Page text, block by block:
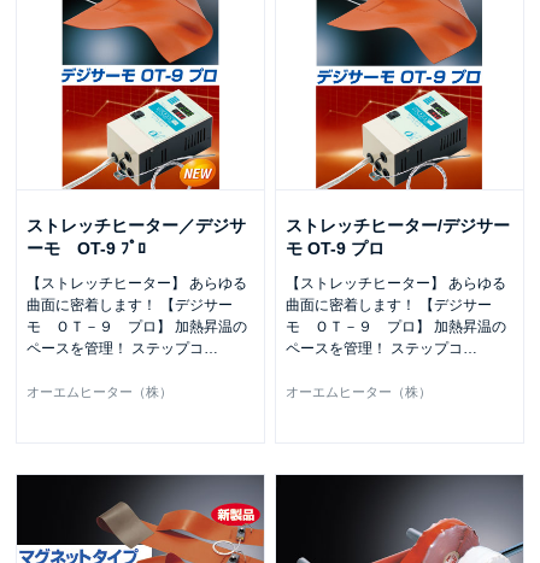
ストレッチヒーター／デジサ
ーモ OT-9 ﾌﾟﾛ
【ストレッチヒーター】 あらゆる
曲面に密着します！ 【デジサー
モ ＯＴ－９ プロ】 加熱昇温の
ペースを管理！ ステップコ …
オーエムヒーター（株）
ストレッチヒーター/デジサー
モ OT-9 プロ
【ストレッチヒーター】 あらゆる
曲面に密着します！ 【デジサー
モ ＯＴ－９ プロ】 加熱昇温の
ペースを管理！ ステップコ …
オーエムヒーター（株）